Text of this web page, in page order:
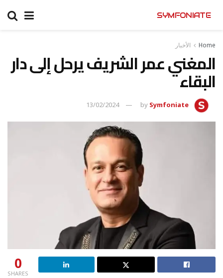
SYMFONIATE
Home الأخبار
المغني عمر الشريف يرحل إلى دار
البقاء
by Symfoniate
13/02/2024
0
SHARES